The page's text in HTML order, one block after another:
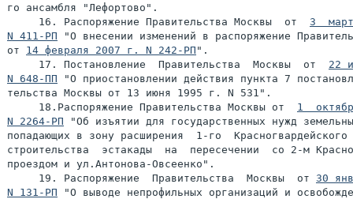
го ансамбля "Лефортово".
     16. Распоряжение Правительства Москвы  от
3
N 411-РП "О внесении изменений в распоряжение
от 14 февраля 2007 г. N 242-РП ".
     17. Постановление  Правительства  Москвы  от
22
N 648-ПП "О приостановлении действия пункта 7
тельства Москвы от 13 июня 1995 г. N 531".
     18.Распоряжение Правительства Москвы от
1
N 2264-РП "Об изъятии для государственных нужд
попадающих в зону расширения  1-го
строительства  эстакады  на  пересечении  со 2-м
проездом и ул.Антонова-Овсеенко".
     19. Распоряжение  Правительства  Москвы  от
30
N 131-РП "О выводе непрофильных организаций и